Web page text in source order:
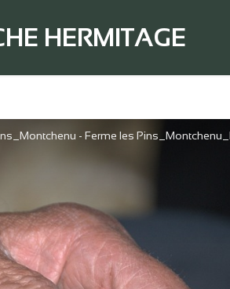
HERMITAGE
- Ferme les